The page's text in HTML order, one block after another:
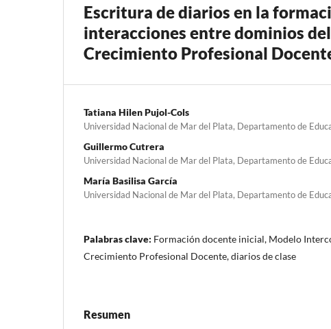
Escritura de diarios en la
interacciones entre dominios
Crecimiento Profesional
Tatiana Hilen Pujol-Cols
Universidad Nacional de Mar del Plata, Departamento de
Guillermo Cutrera
Universidad Nacional de Mar del Plata, Departamento de
María Basilisa García
Universidad Nacional de Mar del Plata, Departamento de
Palabras clave: Formación docente inicial, Modelo
Crecimiento Profesional Docente, diarios de clase
Resumen